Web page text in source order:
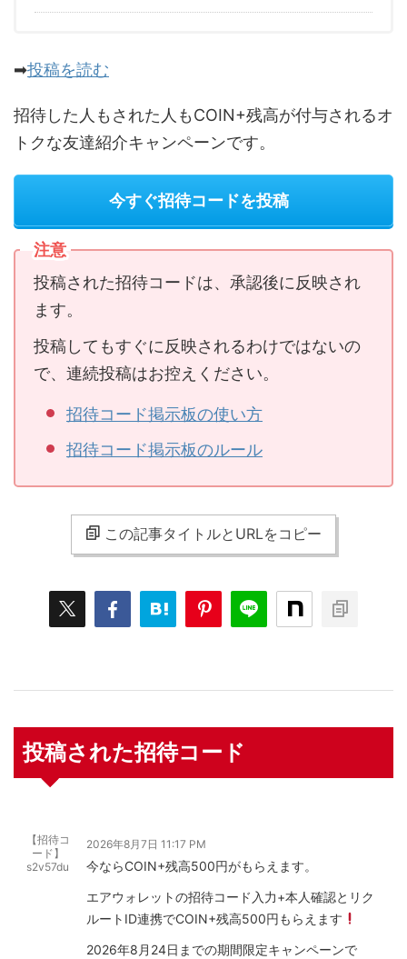
➡投稿を読む
招待した人もされた人もCOIN+残高が付与されるオ
トクな友達紹介キャンペーンです。
今すぐ招待コードを投稿
注意
投稿された招待コードは、承認後に反映され
ます。
投稿してもすぐに反映されるわけではないの
で、連続投稿はお控えください。
招待コード掲示板の使い方
招待コード掲示板のルール
この記事タイトルとURLをコピー
投稿された招待コード
【招待コ
ード】
s2v57du
2026年8月7日 11:17 PM
今ならCOIN+残高500円がもらえます。
エアウォレットの招待コード入力+本人確認とリク
ルートID連携でCOIN+残高500円もらえます
2026年8月24日までの期間限定キャンペーンで